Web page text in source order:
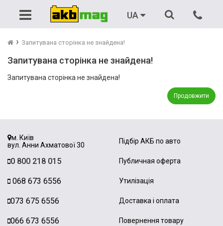
UA
Запитувана сторінка не знайдена!
Запитувана сторінка не знайдена!
Запитувана сторінка не знайдена!
Продовжити
м. Київ
вул. Анни Ахматової 30
0 800 218 015
068 673 6556
073 675 6556
066 673 6556
Підбір АКБ по авто
Публичная оферта
Утилізація
Доставка і оплата
Повернення товару
Акумулятори
Автомобільні
Мото
Для човнів
Літієві
Зарядні пристрої
Пускові пристрої (бустери)
ДБЖ
Бензинові генератори
ДБЖ
Зєднувачі (перемички)